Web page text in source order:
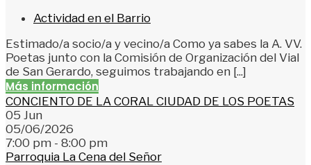
Actividad en el Barrio
Estimado/a socio/a y vecino/a Como ya sabes la A. VV.
Poetas junto con la Comisión de Organización del Vial
de San Gerardo, seguimos trabajando en [...]
Más información
CONCIENTO DE LA CORAL CIUDAD DE LOS POETAS
05 Jun
05/06/2026
7:00 pm - 8:00 pm
Parroquia La Cena del Señor